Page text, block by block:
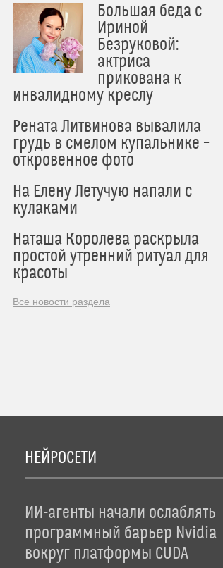
Большая беда с
Ириной
Безруковой:
актриса
прикована к
инвалидному креслу
Рената Литвинова вывалила
грудь в смелом купальнике –
откровенное фото
На Елену Летучую напали с
кулаками
Наташа Королева раскрыла
простой утренний ритуал для
красоты
Все новости раздела
НЕЙРОСЕТИ
ИИ-агенты начали ослаблять
программный барьер Nvidia
вокруг платформы CUDA